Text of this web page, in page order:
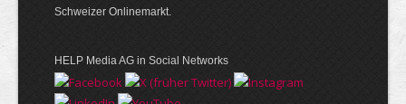
Schweizer Onlinemarkt.
HELP Media AG in Social Networks